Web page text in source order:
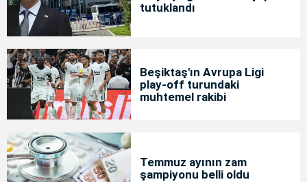
tutuklandı
Beşiktaş'ın Avrupa Ligi
play-off turundaki
muhtemel rakibi
Temmuz ayının zam
şampiyonu belli oldu